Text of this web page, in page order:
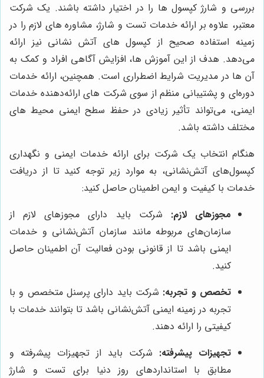
بررسی و شارژ کپسول ها را در اختیار داشته باشند. یک شرکت
معتبر، علاوه بر ارائه خدمات تست و شارژ، مشاوره های لازم را در
زمینه استفاده صحیح از کپسول های آتش نشانی نیز ارائه
می‌دهد. هدف از این آموزش ها، افزایش آگاهی افراد و کمک به
آن ها در مدیریت شرایط اضطراری است. همچنین، ارائه خدمات
دوره‌ای و پشتیبانی منظم از سوی شرکت های ارائه‌دهنده خدمات
ایمنی، می‌تواند تأثیر زیادی در حفظ سطح ایمنی محیط های
مختلف داشته باشد.
هنگام انتخاب یک شرکت برای ارائه خدمات ایمنی و نگهداری
کپسول‌های آتش‌نشانی، به موارد زیر توجه کنید تا از دریافت
خدمات با کیفیت و ایمن اطمینان حاصل کنید:
مجوزهای لازم: شرکت باید دارای مجوزهای لازم از
سازمان‌های مربوطه مانند سازمان آتش‌نشانی و خدمات
ایمنی باشد تا از قانونی بودن فعالیت آن اطمینان حاصل
کنید.
تخصص و تجربه: شرکت باید دارای پرسنل متخصص و با
تجربه در زمینه ایمنی آتش‌نشانی باشد تا بتوانند خدمات با
کیفیتی را ارائه دهند.
تجهیزات پیشرفته: شرکت باید از تجهیزات پیشرفته و
مطابق با استانداردهای روز دنیا برای تست و شارژ